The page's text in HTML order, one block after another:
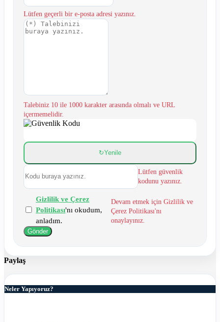
Lütfen geçerli bir e-posta adresi yazınız.
Talebiniz 10 ile 1000 karakter arasında olmalı ve URL
içermemelidir.
↻Yenile
Lütfen güvenlik
kodunu yazınız.
Gizlilik ve Çerez
Politikası'nı okudum,
anladım.
Devam etmek için Gizlilik ve
Çerez Politikası'nı
onaylayınız.
Gönder
Paylaş
Neler Yapıyoruz?